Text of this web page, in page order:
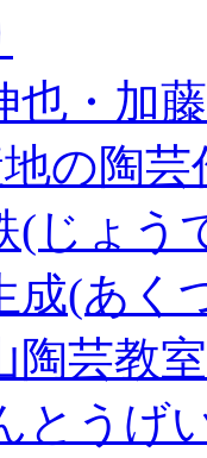
也・加
の陶
(じょう
成(あく
陶芸教
とうげ